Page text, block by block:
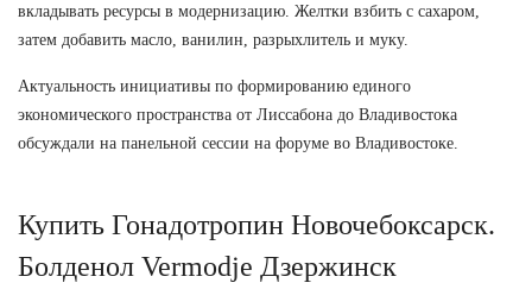
вкладывать ресурсы в модернизацию. Желтки взбить с сахаром,
затем добавить масло, ванилин, разрыхлитель и муку.
Актуальность инициативы по формированию единого
экономического пространства от Лиссабона до Владивостока
обсуждали на панельной сессии на форуме во Владивостоке.
Купить Гонадотропин Новочебоксарск.
Болденол Vermodje Дзержинск